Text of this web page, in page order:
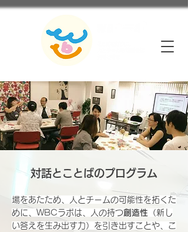
対話とことばのプログラム
場をあたため、人とチームの可能性を拓くた
めに、WBCラボは、人の持つ創造性 （新し
い答えを生み出す力） を引き出すことや、こ